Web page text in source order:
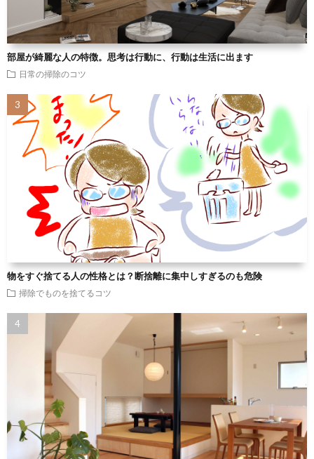
部屋が綺麗な人の特徴。思考は行動に、行動は生活に出ます
日常の掃除のコツ
物をすぐ捨てる人の性格とは？断捨離に集中しすぎるのも危険
掃除でものを捨てるコツ